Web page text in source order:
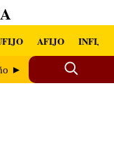
AFIJO INFIJO
►